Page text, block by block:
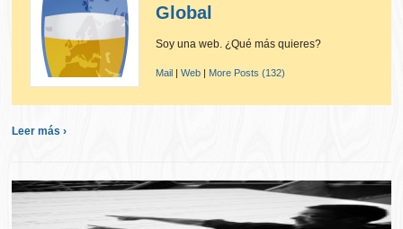
Global
Soy una web. ¿Qué más quieres?
Mail |Web | More Posts (132)
Leer más ›